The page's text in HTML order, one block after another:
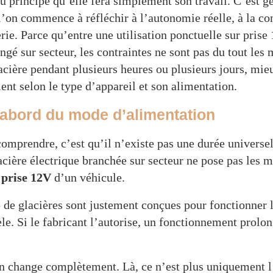
commence à réfléchir à l’autonomie réelle, à la
Parce qu’entre une utilisation ponctuelle sur prise
sur secteur, les contraintes ne sont pas du tout les
pendant plusieurs heures ou plusieurs jours,
selon le type d’appareil et son alimentation.
du mode d’alimentation
c’est qu’il n’existe pas une durée
électrique branchée sur secteur ne pose pas les
12Vd’un véhicule.
de glacières sont justement conçues pour
Si le fabricant l’autorise, un fonctionnement
change complètement. Là, ce n’est plus uniquement